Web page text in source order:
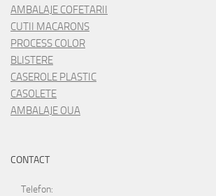
AMBALAJE COFETARII
CUTII MACARONS
PROCESS COLOR
BLISTERE
CASEROLE PLASTIC
CASOLETE
AMBALAJE OUA
CONTACT
Telefon: